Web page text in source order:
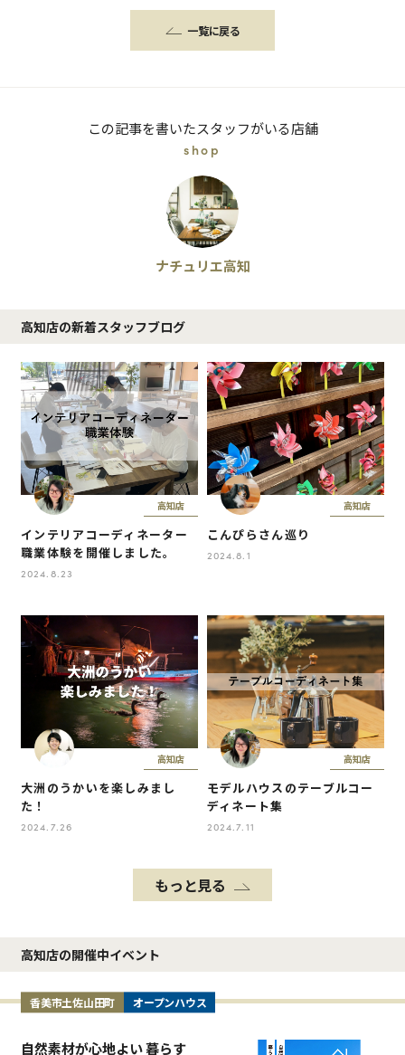
一覧に戻る
この記事を書いたスタッフがいる店舗
shop
ナチュリエ高知
高知店の新着スタッフブログ
高知店
インテリアコーディネーター
職業体験を開催しました。
2024.8.23
高知店
こんぴらさん巡り
2024.8.1
高知店
大洲のうかいを楽しみまし
た！
2024.7.26
高知店
モデルハウスのテーブルコー
ディネート集
2024.7.11
もっと見る
高知店の開催中イベント
香美市土佐山田町 オープンハウス
自然素材が心地よい 暮らす